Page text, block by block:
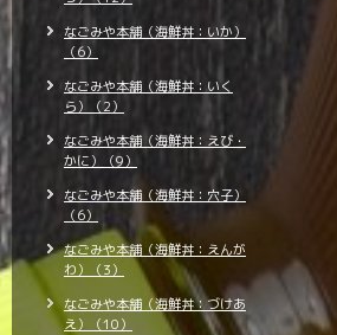
なごみや本舗（海鮮丼：いか）
（6）
なごみや本舗（海鮮丼：いく
ら）（2）
なごみや本舗（海鮮丼：えび・
かに）（9）
なごみや本舗（海鮮丼：穴子）
（6）
なごみや本舗（海鮮丼：えんが
わ）（3）
なごみや本舗（海鮮丼：づけあ
え）（10）